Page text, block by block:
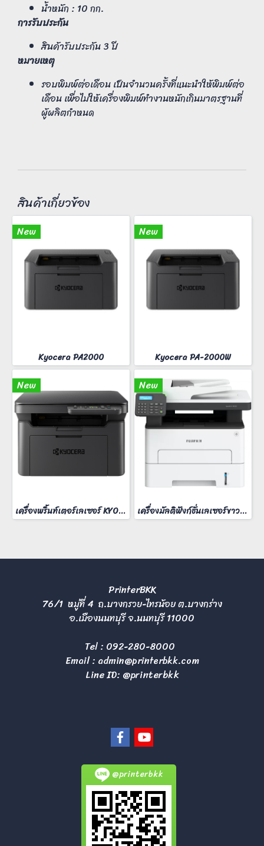
น้ำหนัก : 10 กก.
การรับประกัน
สินค้ารับประกัน 3 ปี
หมายเหตุ
รอบพิมพ์ต่อเดือน เป็นจำนวนครั้งที่แนะนำให้พิมพ์ต่อ
เดือน เพื่อไม่ให้เครื่องพิมพ์ทำงานหนักเกินมาตรฐานที่
ผู้ผลิตกำหนด
สินค้าเกี่ยวข้อง
New
Kyocera PA2000
New
Kyocera PA-2000W
New
เครื่องพริ้นท์เตอร์เลเซอร์ KYOCERA MA-2000W
New
เครื่องมัลติฟังก์ชั่นเลเซอร์ขาวดำ FUJIFilm ApeosPort 3410SD
PrinterBKK
76/1 หมู่ที่ 4 ถ.บางกรวย-ไทรน้อย ต.บางกร่าง
อ.เมืองนนทบุรี จ.นนทบุรี 11000
Tel : 092-280-8000
Email : admin@printerbkk.com
Line ID: @printerbkk
@printerbkk